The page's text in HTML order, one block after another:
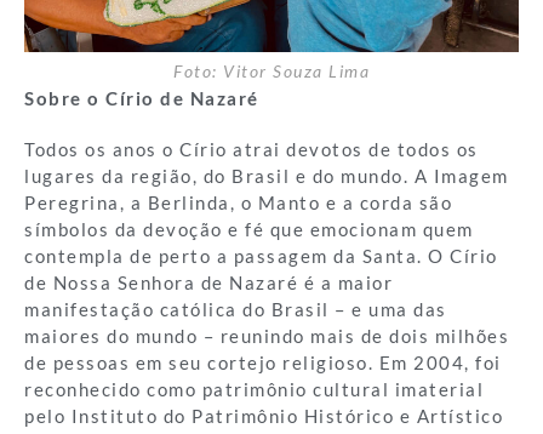
Foto: Vitor Souza Lima
Sobre o Círio de Nazaré
Todos os anos o Círio atrai devotos de todos os
lugares da região, do Brasil e do mundo. A Imagem
Peregrina, a Berlinda, o Manto e a corda são
símbolos da devoção e fé que emocionam quem
contempla de perto a passagem da Santa. O Círio
de Nossa Senhora de Nazaré é a maior
manifestação católica do Brasil – e uma das
maiores do mundo – reunindo mais de dois milhões
de pessoas em seu cortejo religioso. Em 2004, foi
reconhecido como patrimônio cultural imaterial
pelo Instituto do Patrimônio Histórico e Artístico